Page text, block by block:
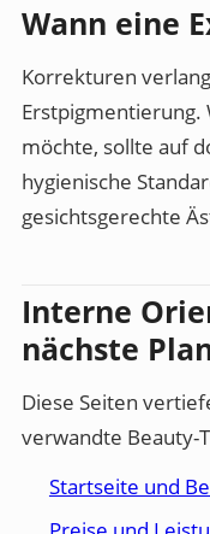
Wann eine
Korrekturen
Erstpigmentierung.
möchte, sollte auf
hygienische
gesichtsgerechte
Interne
nächste
Diese Seiten
verwandte Beauty-
Startseite und